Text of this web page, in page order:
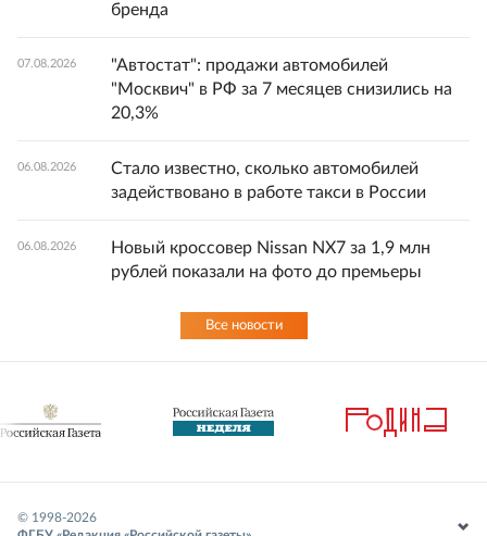
бренда
07.08.2026
"Автостат": продажи автомобилей
"Москвич" в РФ за 7 месяцев снизились на
20,3%
06.08.2026
Стало известно, сколько автомобилей
задействовано в работе такси в России
06.08.2026
Новый кроссовер Nissan NX7 за 1,9 млн
рублей показали на фото до премьеры
Все новости
© 1998-2026